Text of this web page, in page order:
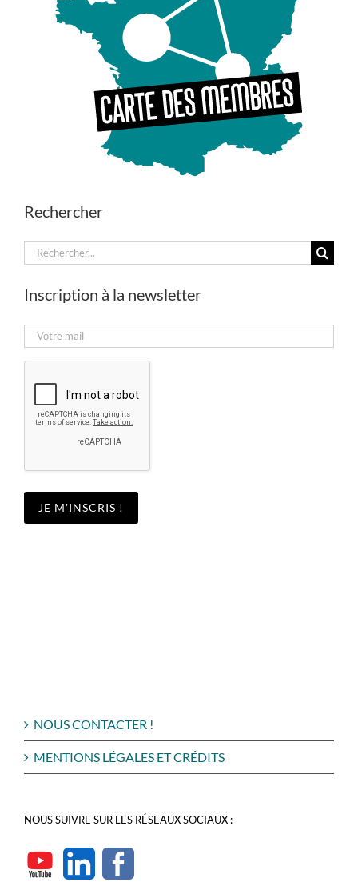
Rechercher
Rechercher:
Inscription à la newsletter
NOUS CONTACTER !
MENTIONS LÉGALES ET CRÉDITS
NOUS SUIVRE SUR LES RÉSEAUX SOCIAUX :